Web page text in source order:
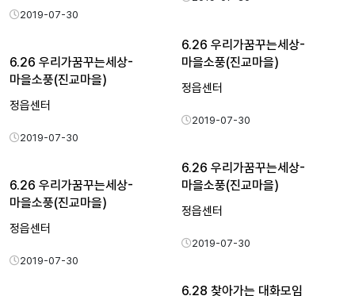
2019-07-30
6.26 우리가꿈꾸는세상-
마을소풍(진교마을)
정읍센터
2019-07-30
6.26 우리가꿈꾸는세상-
마을소풍(진교마을)
정읍센터
2019-07-30
6.26 우리가꿈꾸는세상-
마을소풍(진교마을)
정읍센터
2019-07-30
6.26 우리가꿈꾸는세상-
마을소풍(진교마을)
정읍센터
2019-07-30
6.28 찾아가는 대화모임